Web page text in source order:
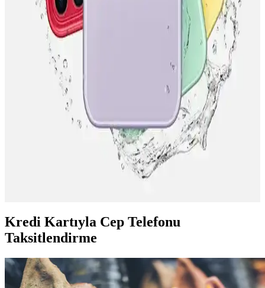
Kurumsal kartlar ve taksit seçenekleri, yüksek maliyetli ürünlerde
finansal esneklik sağlar, nakit akışını korur ve şirketlerin bütçe
yönetimini kolaylaştırır.
Mediamarkt'ta Telefon Kredisi Seçenekleri ve
Finansal Avantajlar Hakkında Bilgi
Mediamarkt'ta telefon kredisi seçenekleri, faiz oranları ve taksit
imkanları hakkında güncel bilgiler. Bütçenize uygun ödeme
planlarıyla telefon alışverişinizi kolaylaştırın.
Teknosa'da Telefon Taksit Seçenekleri ve Güncel
Bilgilerle Esnek Ödeme İmkanları
Teknosa, telefon alımlarında çeşitli taksit seçenekleri ve
kampanyalar sunarak, müşterilere esnek ödeme imkanı sağlar.
Kredi Kartıyla Cep Telefonu
Taksitlendirme